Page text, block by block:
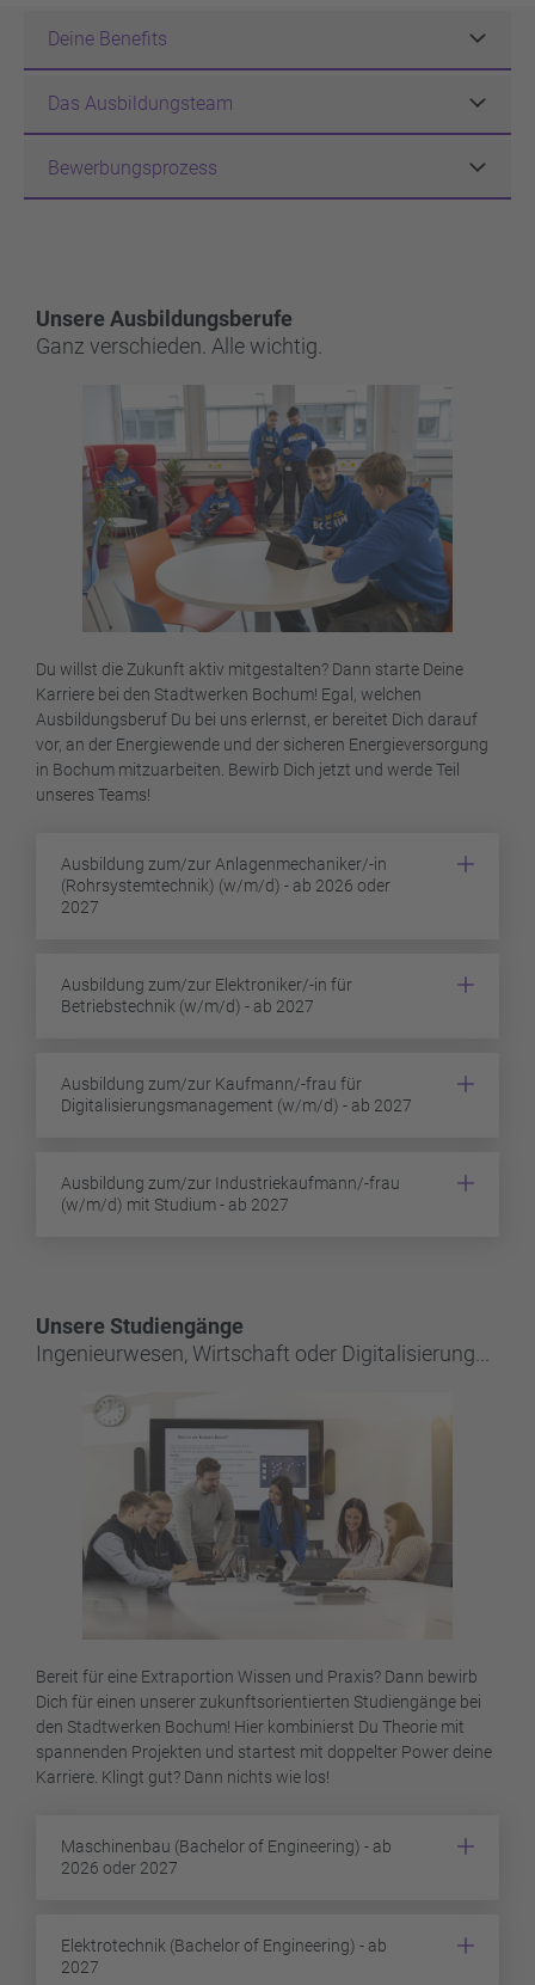
Deine Benefits
Das Ausbildungsteam
Bewerbungsprozess
Unsere Ausbildungsberufe
Ganz verschieden. Alle wichtig.
Du willst die Zukunft aktiv mitgestalten? Dann starte Deine
Karriere bei den Stadtwerken Bochum! Egal, welchen
Ausbildungsberuf Du bei uns erlernst, er bereitet Dich darauf
vor, an der Energiewende und der sicheren Energieversorgung
in Bochum mitzuarbeiten. Bewirb Dich jetzt und werde Teil
unseres Teams!
Ausbildung zum/zur Anlagenmechaniker/-in
(Rohrsystemtechnik) (w/m/d) - ab 2026 oder
2027
Ausbildung zum/zur Elektroniker/-in für
Betriebstechnik (w/m/d) - ab 2027
Ausbildung zum/zur Kaufmann/-frau für
Digitalisierungsmanagement (w/m/d) - ab 2027
Ausbildung zum/zur Industriekaufmann/-frau
(w/m/d) mit Studium - ab 2027
Unsere Studiengänge
Ingenieurwesen, Wirtschaft oder Digitalisierung...
Bereit für eine Extraportion Wissen und Praxis? Dann bewirb
Dich für einen unserer zukunftsorientierten Studiengänge bei
den Stadtwerken Bochum! Hier kombinierst Du Theorie mit
spannenden Projekten und startest mit doppelter Power deine
Karriere. Klingt gut? Dann nichts wie los!
Maschinenbau (Bachelor of Engineering) - ab
2026 oder 2027
Elektrotechnik (Bachelor of Engineering) - ab
2027